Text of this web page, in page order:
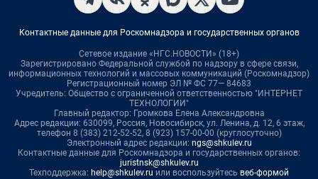
Контактные данные для Роскомнадзора и государственных органов
Сетевое издание «НГС.НОВОСТИ» (18+)
Зарегистрировано Федеральной службой по надзору в сфере связи,
информационных технологий и массовых коммуникаций (Роскомнадзор)
Регистрационный номер ЭЛ № ФС 77— 84683
Учредитель: Общество с ограниченной ответственностью "ИНТЕРНЕТ
ТЕХНОЛОГИИ"
Главный редактор: Громкова Елена Александровна
Адрес редакции: 630099, Россия, Новосибирск, ул. Ленина, д. 12, 6 этаж,
телефон 8 (383) 212-52-52, 8 (923) 157-00-00 (круглосуточно)
Электронный адрес редакции: ngs@shkulev.ru
Контактные данные для Роскомнадзора и государственных органов:
juristnsk@shkulev.ru
Техподдержка: help@shkulev.ru или воспользуйтесь веб-формой